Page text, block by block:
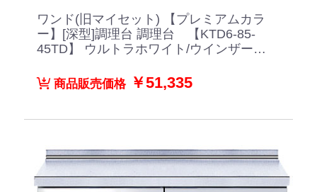
ワンド(旧マイセット) 【プレミアムカラ
ー】[深型]調理台 調理台 【KTD6-85-
45TD】 ウルトラホワイト/ウインザーナ
ラックストーン
商品販売価格￥51,335